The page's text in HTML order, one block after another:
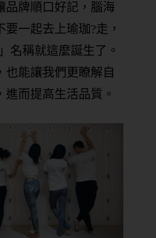
品牌順口好記，腦海
一起去上瑜珈?走，
名稱就這麼誕生了。
也能讓我們更瞭解自
而提高生活品質。